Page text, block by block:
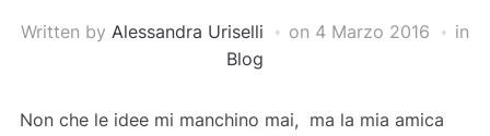
Written by Alessandra Uriselli on 4 Marzo 2016
in
Blog
Non che le idee mi manchino mai, ma la mia amica